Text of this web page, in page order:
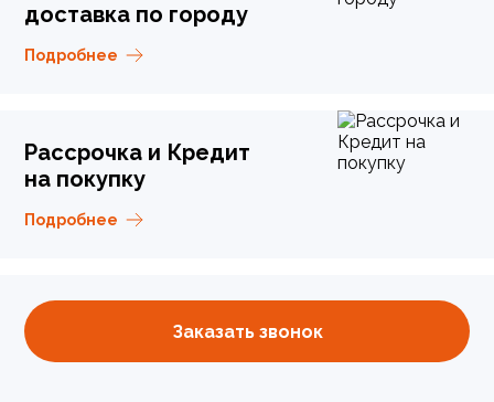
доставка по городу
Подробнее
Рассрочка и Кредит
на покупку
Подробнее
Заказать звонок